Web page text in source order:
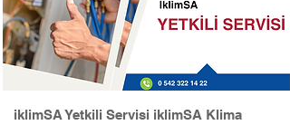
iklimSA Yetkili Servisi iklimSA Klima